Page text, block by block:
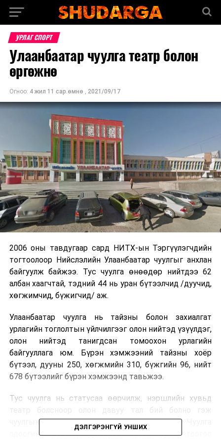
УРЛАГ СПОРТ
Улаанбаатар чуулга театр болон
өргөжнө
Огноо: 4 жил 11 сар.өмнө , 2021/09/17
2006 оны тавдугаар сард НИТХ-ын Тэргүүлэгчдийн
тогтоолоор Нийслэлийн Улаанбаатар чуулгыг анхлан
байгуулж байжээ. Тус чуулга өнөөдөр нийтдээ 62
албан хаагчтай, тэдний 44 нь уран бүтээлчид /дуучид,
хөгжимчид, бүжигчид/ аж.
Улаанбаатар чуулга нь тайзны болон захиалгат
урлагийн тоглолтын үйлчилгээг олон нийтэд үзүүлдэг,
олон нийтэд танигдсан томоохон урлагийн
байгууллага юм. Бүрэн хэмжээний тайзны хоёр
бүтээл, дууны 250, хөгжмийн 310, бүжгийн 96, нийт
678 бүтээлийг бүрэн хэмжээнд тавьжээ.
Тус чуулга нь статусаа өөрчилж, нэршлийн хувьд
чуулгын дарга Р.Мөнхсайхан танилцууллаа. Чуулга
одоогийн бүрэлдэхүүнээрээ бүтэц орон тоогоо
ДЭЛГЭРЭНГҮЙ УНШИХ